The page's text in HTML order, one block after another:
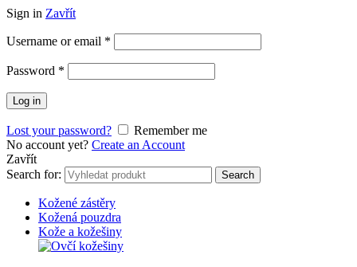
Sign in Zavřít
Username or email *
Password *
Log in
Lost your password?
Remember me
No account yet? Create an Account
Zavřít
Search for:
Search
Kožené zástěry
Kožená pouzdra
Kože a kožešiny